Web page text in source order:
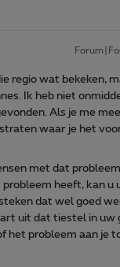
regio wat bekeken,
Ik heb niet
Als je me
waar je het
met dat
probleem heeft, kan u
dat wel goed
uit dat tiestel in uw
het probleem aan je